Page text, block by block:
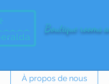
Boutique rooms
À propos de nous